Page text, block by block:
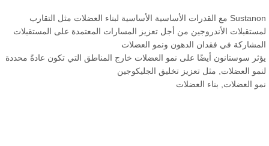
Sustanon مع القدرات الأساسية الأساسية لبناء العضلات مثل التقارب
الأندروجين من أجل تعزيز المسارات المعتمدة على المستقبلات
في فقدان الدهون ونمو العضلات
سوستانون أيضًا على نمو العضلات خارج المناطق التي تكون عادةً محددة
العضلات, مثل تعزيز تخليق الجليكوجين
العضلات, بناء العضلات